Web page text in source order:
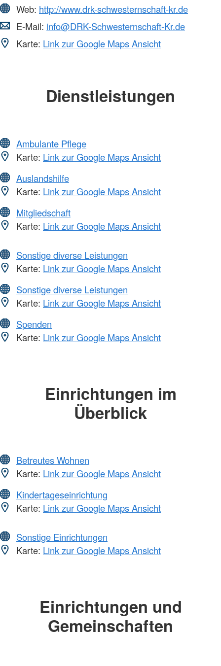
Web: http://www.drk-schwesternschaft-kr.de
E-Mail: info@DRK-Schwesternschaft-Kr.de
Karte: Link zur Google Maps Ansicht
Dienstleistungen
Ambulante Pflege
Karte: Link zur Google Maps Ansicht
Auslandshilfe
Karte: Link zur Google Maps Ansicht
Mitgliedschaft
Karte: Link zur Google Maps Ansicht
Sonstige diverse Leistungen
Karte: Link zur Google Maps Ansicht
Sonstige diverse Leistungen
Karte: Link zur Google Maps Ansicht
Spenden
Karte: Link zur Google Maps Ansicht
Einrichtungen im
Überblick
Betreutes Wohnen
Karte: Link zur Google Maps Ansicht
Kindertageseinrichtung
Karte: Link zur Google Maps Ansicht
Sonstige Einrichtungen
Karte: Link zur Google Maps Ansicht
Einrichtungen und
Gemeinschaften